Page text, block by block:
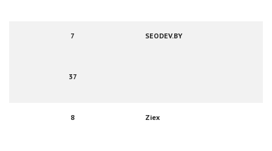
7 SEODEV.BY
37
8 Ziex